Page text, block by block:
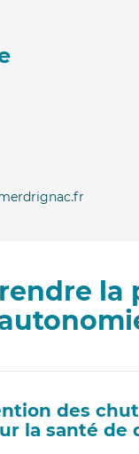
la
des
la santé de